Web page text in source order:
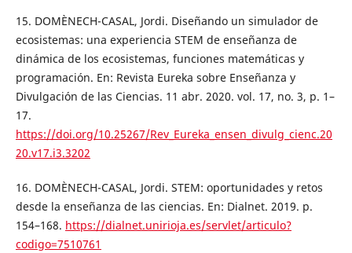
15. DOMÈNECH-CASAL, Jordi. Diseñando un simulador de
ecosistemas: una experiencia STEM de enseñanza de
dinámica de los ecosistemas, funciones matemáticas y
programación. En: Revista Eureka sobre Enseñanza y
Divulgación de las Ciencias. 11 abr. 2020. vol. 17, no. 3, p. 1–
17.
https://doi.org/10.25267/Rev_Eureka_ensen_divulg_cienc.20
20.v17.i3.3202
16. DOMÈNECH-CASAL, Jordi. STEM: oportunidades y retos
desde la enseñanza de las ciencias. En: Dialnet. 2019. p.
154–168. https://dialnet.unirioja.es/servlet/articulo?
codigo=7510761